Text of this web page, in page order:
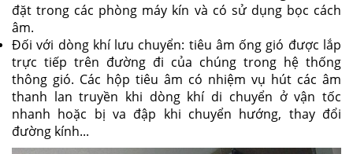
đặt trong các phòng máy kín và có sử dụng bọc cách
âm.
Đối với dòng khí lưu chuyển: tiêu âm ống gió được lắp
trực tiếp trên đường đi của chúng trong hệ thống
thông gió. Các hộp tiêu âm có nhiệm vụ hút các âm
thanh lan truyền khi dòng khí di chuyển ở vận tốc
nhanh hoặc bị va đập khi chuyển hướng, thay đổi
đường kính...